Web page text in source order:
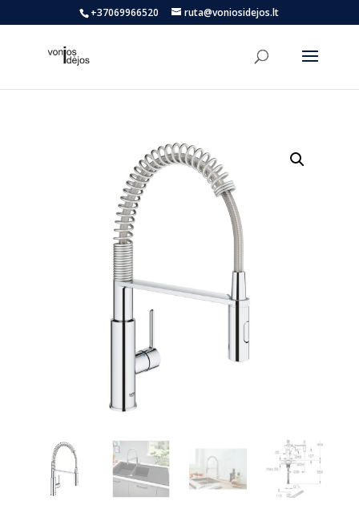
+37069966520 ruta@voniosidejos.lt